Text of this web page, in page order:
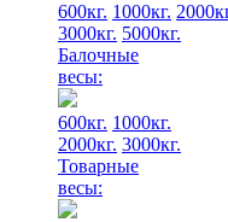
600кг. 1000кг.
3000кг. 5000кг.
Балочные
весы:
600кг. 1000кг.
2000кг. 3000кг.
Товарные
весы: